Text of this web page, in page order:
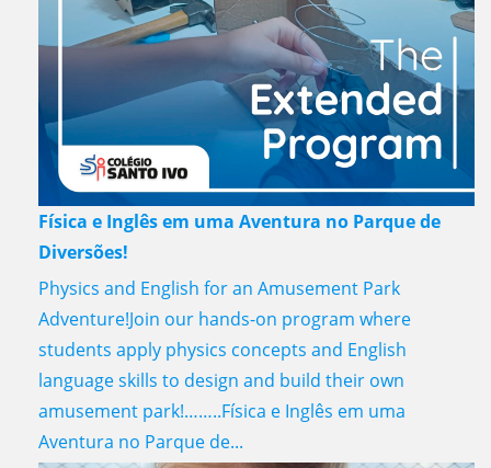
Física e Inglês em uma Aventura no Parque de
Diversões!
Physics and English for an Amusement Park
Adventure!Join our hands-on program where
students apply physics concepts and English
language skills to design and build their own
amusement park!……..Física e Inglês em uma
Aventura no Parque de...